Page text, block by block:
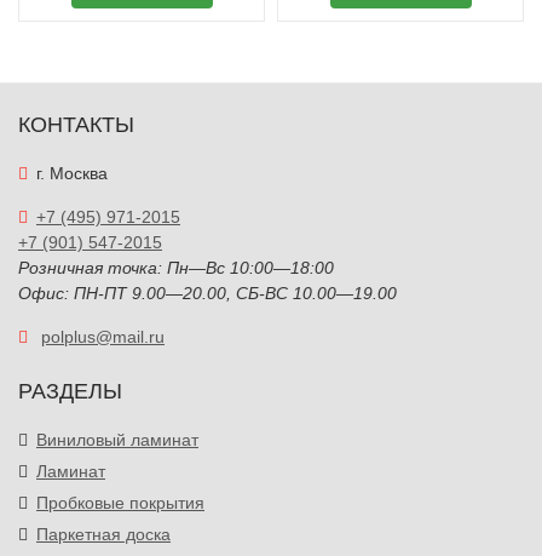
КОНТАКТЫ
г. Москва
+7 (495) 971-2015
+7 (901) 547-2015
Розничная точка: Пн—Вс 10:00—18:00
Офис: ПН-ПТ 9.00—20.00, СБ-ВС 10.00—19.00
polplus@mail.ru
РАЗДЕЛЫ
Виниловый ламинат
Ламинат
Пробковые покрытия
Паркетная доска